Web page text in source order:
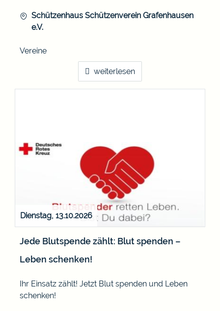
Schützenhaus Schützenverein Grafenhausen
e.V.
Vereine
weiterlesen
Dienstag, 13.10.2026
Jede Blutspende zählt: Blut spenden –
Leben schenken!
Ihr Einsatz zählt! Jetzt Blut spenden und Leben
schenken!